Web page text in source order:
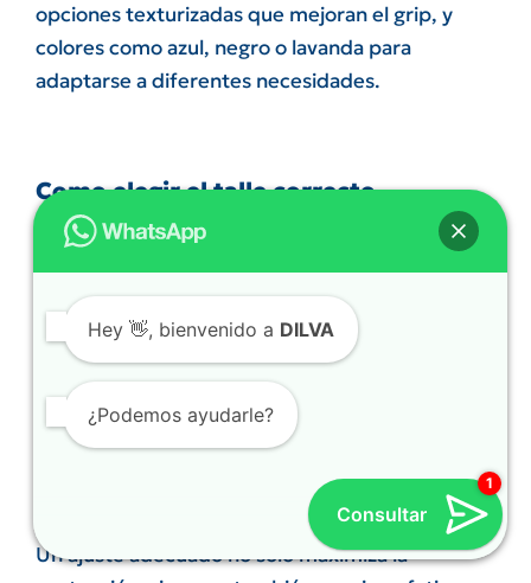
opciones texturizadas que mejoran el grip, y
colores como azul, negro o lavanda para
adaptarse a diferentes necesidades.
Como elegir el talle correcto
Para elegir el tamaño correcto, sigue nuestra
guía de talles: mide el ancho de tu palma (sin el
pulgar)
menos de 17 cm para XS
17-20 cm para S
20-23 cm para M
Un ajuste adecuado no solo maximiza la
Hey 👋, bienvenido a DILVA
¿Podemos ayudarle?
Consultar